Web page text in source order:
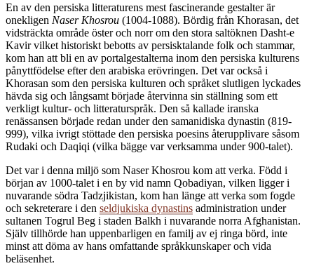
En av den persiska litteraturens mest fascinerande gestalter är
onekligen Naser Khosrou (1004-1088). Bördig från Khorasan, det
vidsträckta område öster och norr om den stora saltöknen Dasht-e
Kavir vilket historiskt bebotts av persisktalande folk och stammar,
kom han att bli en av portalgestalterna inom den persiska kulturens
pånyttfödelse efter den arabiska erövringen. Det var också i
Khorasan som den persiska kulturen och språket slutligen lyckades
hävda sig och långsamt började återvinna sin ställning som ett
verkligt kultur- och litteraturspråk. Den så kallade iranska
renässansen började redan under den samanidiska dynastin (819-
999), vilka ivrigt stöttade den persiska poesins återupplivare såsom
Rudaki och Daqiqi (vilka bägge var verksamma under 900-talet).
Det var i denna miljö som Naser Khosrou kom att verka. Född i
början av 1000-talet i en by vid namn Qobadiyan, vilken ligger i
nuvarande södra Tadzjikistan, kom han länge att verka som fogde
och sekreterare i den seldjukiska dynastins administration under
sultanen Togrul Beg i staden Balkh i nuvarande norra Afghanistan.
Själv tillhörde han uppenbarligen en familj av ej ringa börd, inte
minst att döma av hans omfattande språkkunskaper och vida
beläsenhet.